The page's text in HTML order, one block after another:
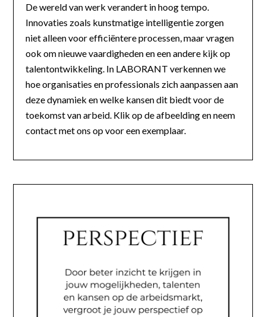
De wereld van werk verandert in hoog tempo.
Innovaties zoals kunstmatige intelligentie zorgen
niet alleen voor efficiëntere processen, maar vragen
ook om nieuwe vaardigheden en een andere kijk op
talentontwikkeling. In LABORANT verkennen we
hoe organisaties en professionals zich aanpassen aan
deze dynamiek en welke kansen dit biedt voor de
toekomst van arbeid. Klik op de afbeelding en neem
contact met ons op voor een exemplaar.